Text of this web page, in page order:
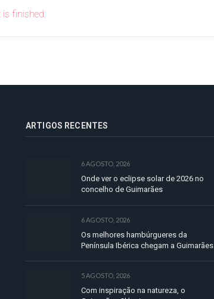
is finished.
ARTIGOS RECENTES
6 AGOSTO, 2026
Onde ver o eclipse solar de 2026 no
concelho de Guimarães
6 AGOSTO, 2026
Os melhores hambúrgueres da
Península Ibérica chegam a Guimarães
5 AGOSTO, 2026
Com inspiração na natureza, o